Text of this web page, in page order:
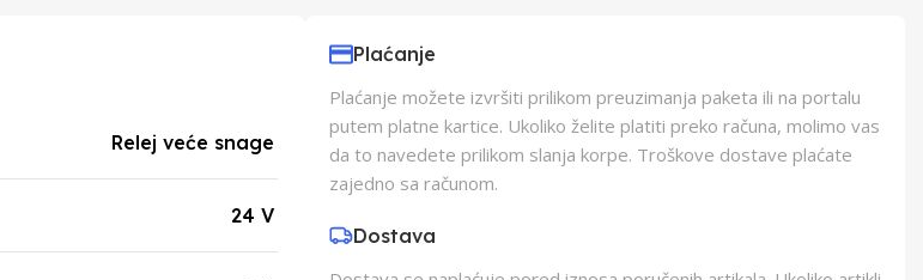
Relej veće snage
24 V
Plaćanje
Plaćanje možete izvršiti prilikom preuzimanja paketa ili na portalu
putem platne kartice. Ukoliko želite platiti preko računa, molimo vas
da to navedete prilikom slanja korpe. Troškove dostave plaćate
zajedno sa računom.
Dostava